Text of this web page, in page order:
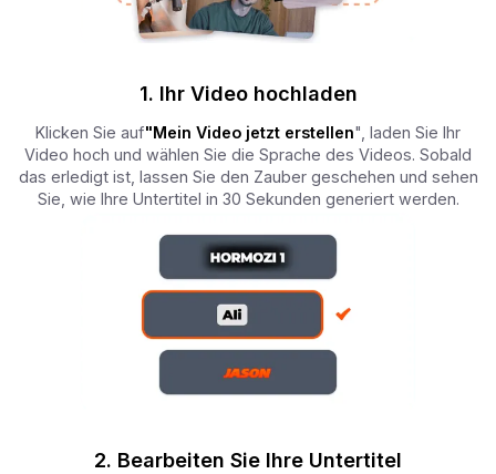
1. Ihr Video hochladen
Klicken Sie auf"Mein Video jetzt erstellen", laden Sie Ihr
Video hoch und wählen Sie die Sprache des Videos. Sobald
das erledigt ist, lassen Sie den Zauber geschehen und sehen
Sie, wie Ihre Untertitel in 30 Sekunden generiert werden.
2. Bearbeiten Sie Ihre Untertitel